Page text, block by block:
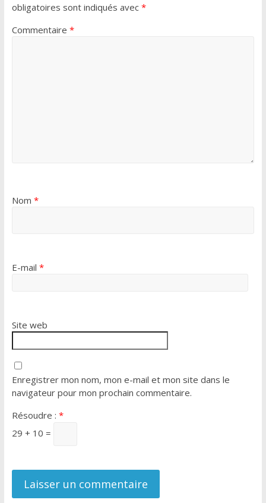
obligatoires sont indiqués avec *
Commentaire *
Nom *
E-mail *
Site web
Enregistrer mon nom, mon e-mail et mon site dans le
navigateur pour mon prochain commentaire.
Résoudre : *
29 + 10 =